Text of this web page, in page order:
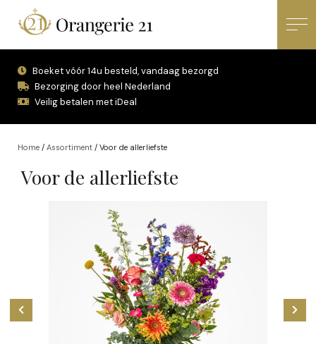
Boeket vóór 14u besteld, vandaag bezorgd
Bezorging door heel Nederland
Veilig betalen met iDeal
Home / Assortiment / Voor de allerliefste
Voor de allerliefste